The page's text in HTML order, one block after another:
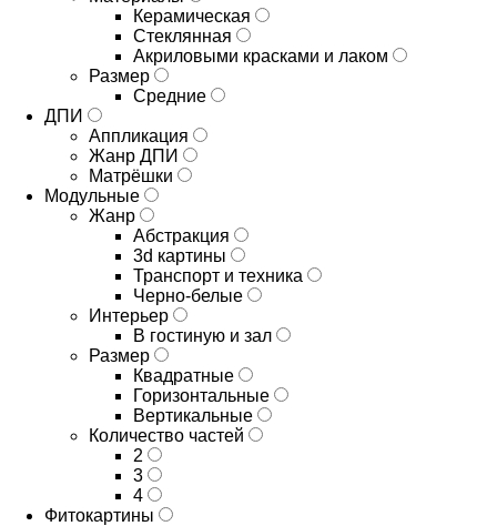
Керамическая
Стеклянная
Акриловыми красками и лаком
Размер
Средние
ДПИ
Аппликация
Жанр ДПИ
Матрёшки
Модульные
Жанр
Абстракция
3d картины
Транспорт и техника
Черно-белые
Интерьер
В гостиную и зал
Размер
Квадратные
Горизонтальные
Вертикальные
Количество частей
2
3
4
Фитокартины